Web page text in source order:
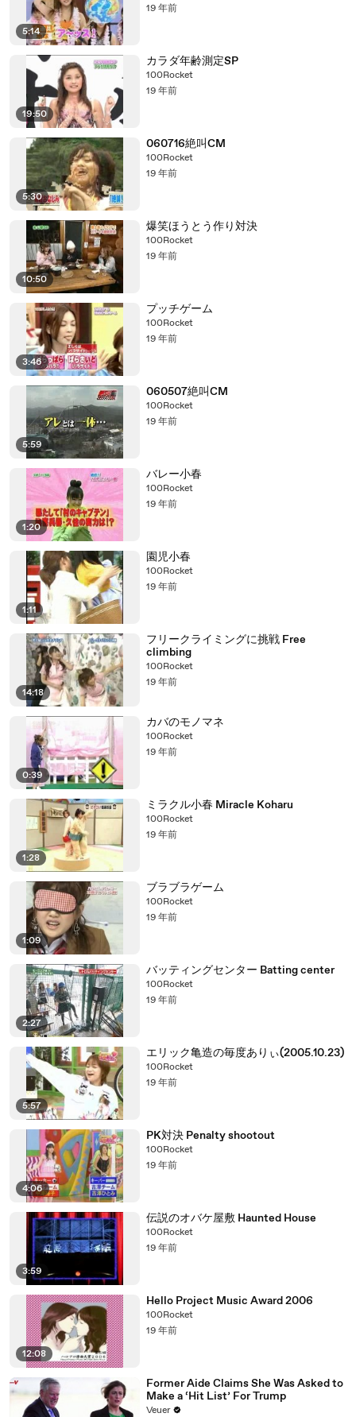
5:14
19 年前
19:50
カラダ年齢測定SP
100Rocket
19 年前
5:30
060716絶叫CM
100Rocket
19 年前
10:50
爆笑ほうとう作り対決
100Rocket
19 年前
3:46
プッチゲーム
100Rocket
19 年前
5:59
060507絶叫CM
100Rocket
19 年前
1:20
バレー小春
100Rocket
19 年前
1:11
園児小春
100Rocket
19 年前
14:18
フリークライミングに挑戦 Free
climbing
100Rocket
19 年前
0:39
カバのモノマネ
100Rocket
19 年前
1:28
ミラクル小春 Miracle Koharu
100Rocket
19 年前
1:09
ブラブラゲーム
100Rocket
19 年前
2:27
バッティングセンター Batting center
100Rocket
19 年前
5:57
エリック亀造の毎度ありぃ(2005.10.23)
100Rocket
19 年前
4:06
PK対決 Penalty shootout
100Rocket
19 年前
3:59
伝説のオバケ屋敷 Haunted House
100Rocket
19 年前
12:08
Hello Project Music Award 2006
100Rocket
19 年前
Former Aide Claims She Was Asked to
Make a ‘Hit List’ For Trump
Veuer